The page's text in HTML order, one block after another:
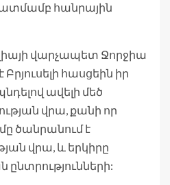
հանրային
վարչապետ Ջորջիա
Բրյուսելի հասցեին իր
ավելի մեծ
վրա, քանի որ
ծանրանում է
վրա, և երկիրը